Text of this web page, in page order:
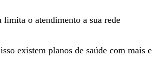
limita o atendimento a sua rede
existem planos de saúde com mais e